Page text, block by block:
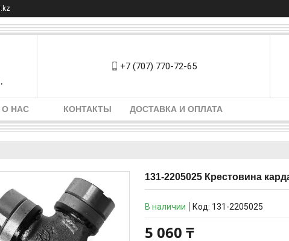
+7 (707) 770-72-65
О НАС КОНТАКТЫ ДОСТАВКА И ОПЛАТА
131-2205025 Крестовина
В наличии Код: 131-2205025
5 060 ₸